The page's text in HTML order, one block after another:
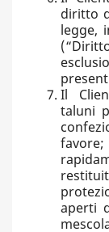
diritto
legge,
Il
taluni
aperti